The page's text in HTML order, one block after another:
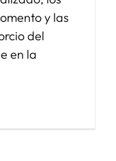
y las
del
en la